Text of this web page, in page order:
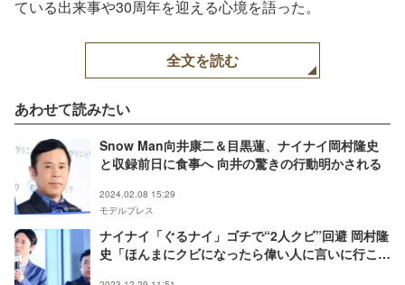
ている出来事や30周年を迎える心境を語った。
全文を読む
あわせて読みたい
Snow Man向井康二＆目黒蓮、ナイナイ岡村隆史
と収録前日に食事へ 向井の驚きの行動明かされる
2024.02.08 15:29
モデルプレス
ナイナイ「ぐるナイ」ゴチで“2人クビ”回避 岡村隆
史「ほんまにクビになったら偉い人に言いに行こう